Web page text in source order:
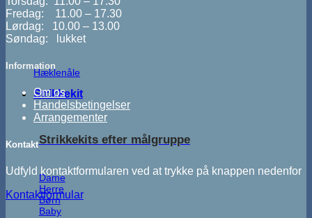
Hæklenåle
Strikkekit
Strikkekits efter målgruppe
Dame
Herre
Børn
Baby
Fredag: 11.00 – 17.30
Lørdag: 10.00 – 13.00
Søndag: lukket
Information
Om os
Handelsbetingelser
Arrangementer
Kontakt
Udfyld kontaktformularen ved at trykke på knappen nedenfor
Kontaktformular